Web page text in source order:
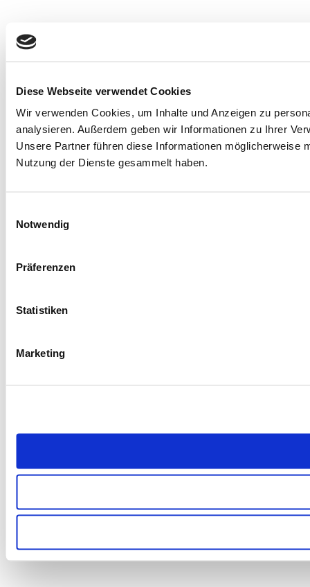
Diese Webseite verwendet Cookies
Wir verwenden Cookies, um Inhalte und Anzeigen zu
analysieren. Außerdem geben wir Informationen zu Ihrer
Unsere Partner führen diese Informationen möglicherweise
Nutzung der Dienste gesammelt haben.
Notwendig
Präferenzen
Statistiken
Marketing